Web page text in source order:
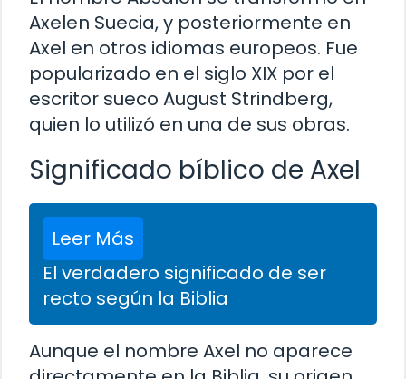
Axelen Suecia, y posteriormente en
Axel en otros idiomas europeos. Fue
popularizado en el siglo XIX por el
escritor sueco August Strindberg,
quien lo utilizó en una de sus obras.
Significado bíblico de Axel
Leer Más
El verdadero significado de ser
recto según la Biblia
Aunque el nombre Axel no aparece